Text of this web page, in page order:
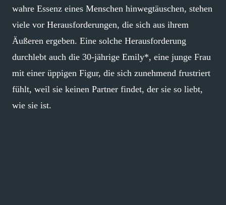
wahre Essenz eines Menschen hinwegtäuschen, stehen
viele vor Herausforderungen, die sich aus ihrem
Äußeren ergeben. Eine solche Herausforderung
durchlebt auch die 30-jährige Emily*, eine junge Frau
mit einer üppigen Figur, die sich zunehmend frustriert
fühlt, weil sie keinen Partner findet, der sie so liebt,
wie sie ist.